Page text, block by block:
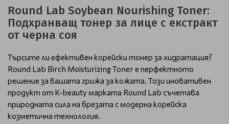
Round Lab Soybean Nourishing Toner:
Подхранващ тонер за лице с екстракт
от черна соя
Търсите ли ефективен корейски тонер за хидратация?
Round Lab Birch Moisturizing Toner е перфектното
решение за вашата грижа за кожата. Този иновативен
продукт от K-beauty марката Round Lab съчетава
природната сила на брезата с модерна корейска
козметична технология.